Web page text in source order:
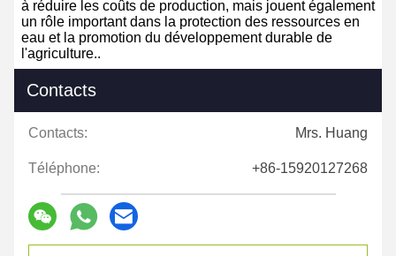
à réduire les coûts de production, mais jouent également
un rôle important dans la protection des ressources en
eau et la promotion du développement durable de
l'agriculture..
Contacts
Contacts: Mrs. Huang
Téléphone: +86-15920127268